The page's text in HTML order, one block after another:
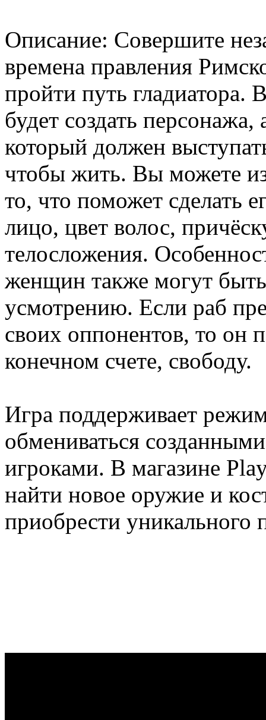
Описание: Совершите
времена правления
пройти путь
будет создать
который должен
чтобы жить. Вы можете
то, что поможет сделать
лицо, цвет волос,
телосложения.
женщин также могут
усмотрению. Если раб
своих оппонентов, то он
конечном счете, свободу.
Игра поддерживает
обмениваться
игроками. В магазине
найти новое оружие и
приобрести уникального